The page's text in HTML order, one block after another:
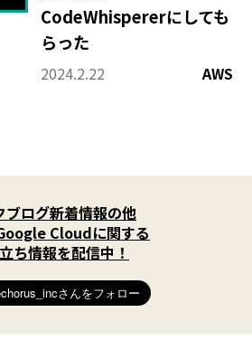
CodeWhispererにしても
らった
2024.2.22 AWS
X
T
w
i
t
t
e
r
)
ブログ新着情報の他
Cloudに関する
ち情報を配信中！